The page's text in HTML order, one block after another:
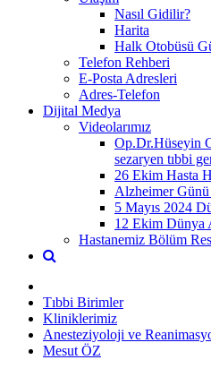
Nasıl Gidilir?
Harita
Halk Otobüsü
Telefon Rehberi
E-Posta Adresleri
Adres-Telefon
Dijital Medya
Videolarımız
Op.Dr.Hüseyin
sezaryen tıbbi
26 Ekim Hasta
Alzheimer
5 Mayıs 2024
12 Ekim Dünya
Hastanemiz Bölüm
Tıbbi Birimler
Kliniklerimiz
Anesteziyoloji ve
Mesut ÖZ